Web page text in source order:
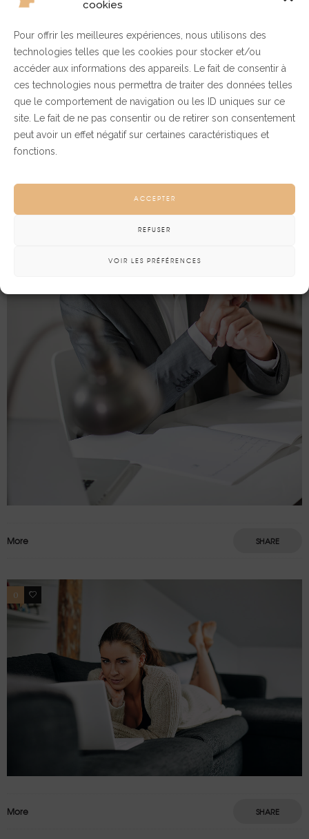
cookies
Pour offrir les meilleures expériences, nous utilisons des
technologies telles que les cookies pour stocker et/ou
accéder aux informations des appareils. Le fait de consentir à
ces technologies nous permettra de traiter des données telles
que le comportement de navigation ou les ID uniques sur ce
site. Le fait de ne pas consentir ou de retirer son consentement
peut avoir un effet négatif sur certaines caractéristiques et
fonctions.
ACCEPTER
REFUSER
VOIR LES PRÉFÉRENCES
More SHARE
0 3
More SHARE
0 4
More SHARE